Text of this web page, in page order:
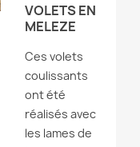
VOLETS EN
MELEZE
Ces volets
coulissants
ont été
réalisés avec
les lames de